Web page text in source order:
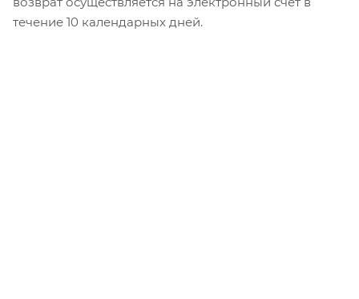
течение 10 календарных дней.